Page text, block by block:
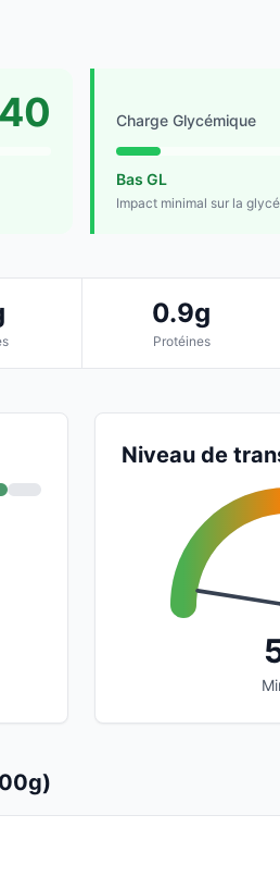
40 Charge Glycémique
Bas GL
Impact minimal sur la
0.9g
Protéines
Niveau de